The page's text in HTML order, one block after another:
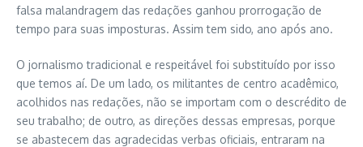
falsa malandragem das redações ganhou prorrogação de
tempo para suas imposturas. Assim tem sido, ano após ano.
O jornalismo tradicional e respeitável foi substituído por isso
que temos aí. De um lado, os militantes de centro acadêmico,
acolhidos nas redações, não se importam com o descrédito de
seu trabalho; de outro, as direções dessas empresas, porque
se abastecem das agradecidas verbas oficiais, entraram na